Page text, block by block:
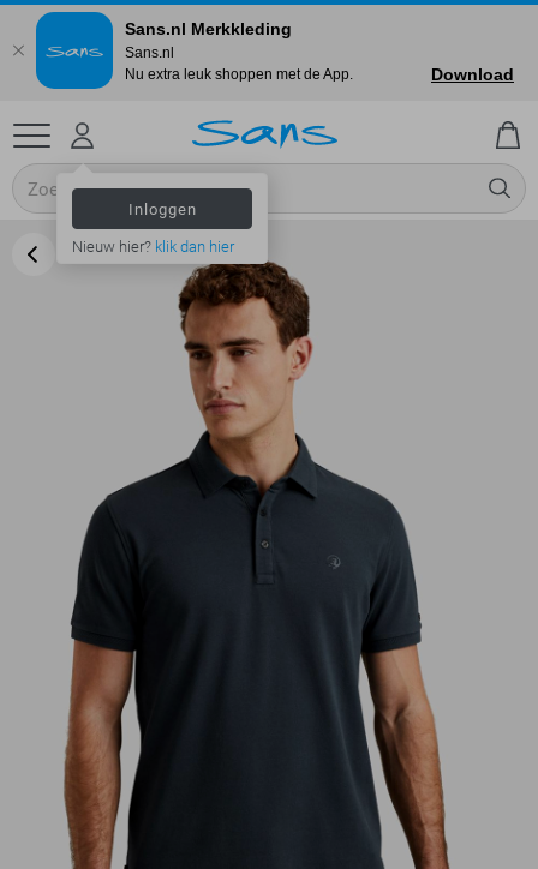
Inloggen
Nieuw hier? klik dan hier
Sans.nl Merkkleding
Sans.nl
Nu extra leuk shoppen met de App.
Download